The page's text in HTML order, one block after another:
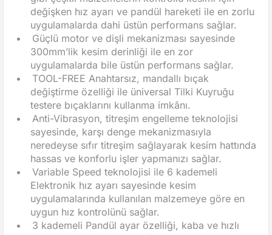
değişken hız ayarı ve pandül hareketi ile en zorlu
uygulamalarda dahi üstün performans sağlar.
•
Güçlü motor ve dişli mekanizması sayesinde
300mm’lik kesim derinliği ile en zor
uygulamalarda bile üstün performans sağlar.
•
TOOL-FREE Anahtarsız, mandallı bıçak
değiştirme özelliği ile üniversal Tilki Kuyruğu
testere bıçaklarını kullanma imkânı.
•
Anti-Vibrasyon, titreşim engelleme teknolojisi
sayesinde, karşı denge mekanizmasıyla
neredeyse sıfır titreşim sağlayarak kesim hattında
hassas ve konforlu işler yapmanızı sağlar.
•
Variable Speed teknolojisi ile 6 kademeli
Elektronik hız ayarı sayesinde kesim
uygulamalarında kullanılan malzemeye göre en
uygun hız kontrolünü sağlar.
•
3 kademeli Pandül ayar özelliği, kaba ve hızlı